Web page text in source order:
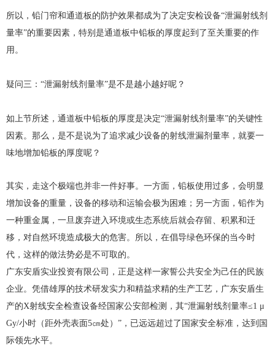
所以，铅门帘和通道板的防护效果都成为了决定安检设备“泄漏射线剂
量率”的重要因素，特别是通道板中铅板的厚度起到了至关重要的作
用。
疑问三：“泄漏射线剂量率”是不是越小越好呢？
如上节所述，通道板中铅板的厚度是决定“泄漏射线剂量率”的关键性
因素。那么，是不是说为了追求减少设备的射线泄漏剂量率，就要一
味地增加铅板的厚度呢？
其实，走这个极端也并非一件好事。一方面，铅板使用过多，会明显
增加设备的重量，设备的移动和运输会极为困难；另一方面，铅作为
一种重金属，一旦废弃进入环境或生态系统后就会存留、积累和迁
移，对自然环境造成极大的危害。所以，在倡导绿色环保的当今时
代，这样的做法势必是不可取的。
广东安盾实业投资有限公司，正是这样一家誓公共安全为己任的民族
企业。凭借雄厚的技术研发实力和精益求精的生产工艺，广东安盾生
产的X射线安全检查设备经国家公安部检测，其“泄漏射线剂量率≤1 μ
Gy/小时（距外壳表面5㎝处）”，已远远超过了国家安全标准，达到国
际领先水平。